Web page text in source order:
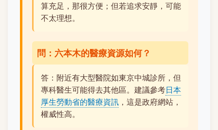
算充足，那很方便；但若追求安靜，可能
不太理想。
問：六本木的醫療資源如何？
答：附近有大型醫院如東京中城診所，但
專科醫生可能得去其他區。建議參考日本
厚生勞動省的醫療資訊 ，這是政府網站，
權威性高。